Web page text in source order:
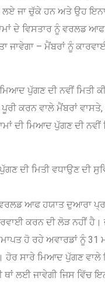
ਲਏ ਜਾ ਚੁੱਕੇ ਹਨ ਅਤੇ ਉਹ
ਦੇ ਵਿਸਤਾਰ ਨੂੰ ਵਰਲਡ ਆਫ
ਜਾਵੇਗਾ – ਮੈਂਬਰਾਂ ਨੂੰ
ਪੁੱਗਣ ਦੀ ਨਵੀਂ ਮਿਤੀ
ਕਰਨ ਵਾਲੇ ਮੈਂਬਰਾਂ ਵਾਸਤੇ,
ਦੀ ਮਿਆਦ ਪੁੱਗਣ ਦੀ ਨਵੀਂ
ਦੀ ਮਿਤੀ ਵਧਾਉਣ ਦੀ
ਆਫ ਹਯਾਤ ਦੁਆਰਾ
ਕਰਨ ਦੀ ਲੋੜ ਨਹੀਂ
ਹੋ ਰਹੇ ਅਵਾਰਡਾਂ ਨੂੰ 31
ਹੋਰ ਸਾਰੇ ਮਿਆਦ ਪੁੱਗਣ ਵਾਲੇ
ਥਾਂ ਲਈ ਜਾਵੇਗੀ ਜਿਸ ਵਿੱਚ